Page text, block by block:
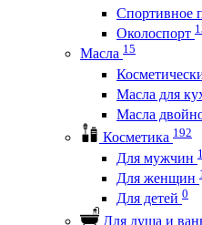
Спортивное
Околоспорт
Масла 15
Масла для
Масла
Косметика 192
Для мужчин
Для женщин
Для детей 0
Для душа и